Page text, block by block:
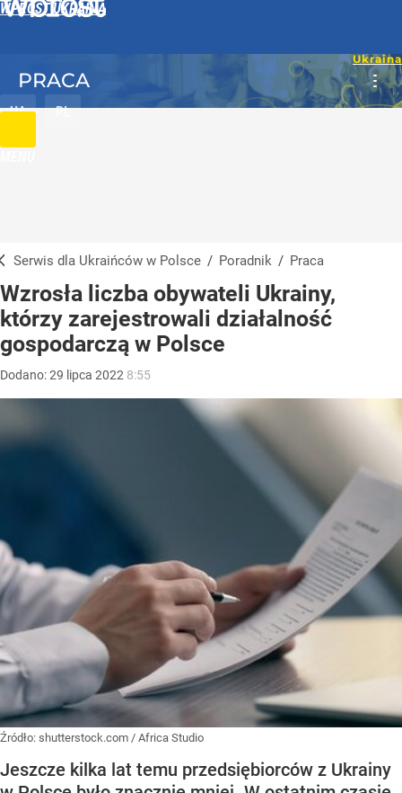
WPROST UKRAINA
UA PL
PRACA
Serwis dla Ukraińców w Polsce / Poradnik / Praca
Wzrosła liczba obywateli Ukrainy,
którzy zarejestrowali działalność
gospodarczą w Polsce
Dodano:29 lipca 2022 8:55
Źródło: shutterstock.com / Africa Studio
Jeszcze kilka lat temu przedsiębiorców z Ukrainy